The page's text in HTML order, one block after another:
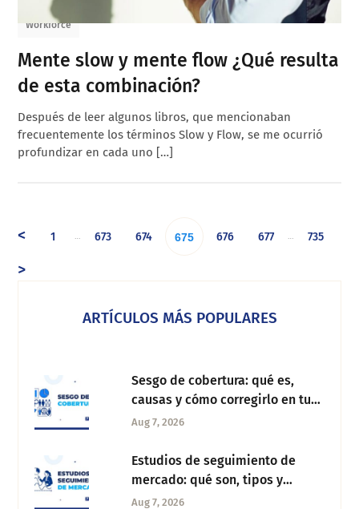
Workforce
Mente slow y mente flow ¿Qué resulta
de esta combinación?
Después de leer algunos libros, que mencionaban
frecuentemente los términos Slow y Flow, se me ocurrió
profundizar en cada uno […]
< 1 … 673 674 675 676 677 … 735
>
ARTÍCULOS MÁS POPULARES
Sesgo de cobertura: qué es,
causas y cómo corregirlo en tu
investigación
Aug 7, 2026
Estudios de seguimiento de
mercado: qué son, tipos y
metodología
Aug 7, 2026